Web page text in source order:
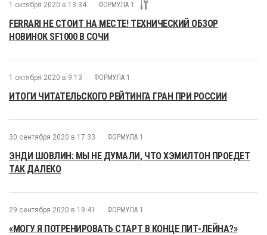
1 октября 2020 в 13:34 ФОРМУЛА 1
FERRARI НЕ СТОИТ НА МЕСТЕ! ТЕХНИЧЕСКИЙ ОБЗОР
НОВИНОК SF1000 В СОЧИ
1 октября 2020 в 9:13 ФОРМУЛА 1
ИТОГИ ЧИТАТЕЛЬСКОГО РЕЙТИНГА ГРАН ПРИ РОССИИ
30 сентября 2020 в 17:33 ФОРМУЛА 1
ЭНДИ ШОВЛИН: МЫ НЕ ДУМАЛИ, ЧТО ХЭМИЛТОН ПРОЕДЕТ
ТАК ДАЛЕКО
29 сентября 2020 в 19:41 ФОРМУЛА 1
«МОГУ Я ПОТРЕНИРОВАТЬ СТАРТ В КОНЦЕ ПИТ-ЛЕЙНА?»